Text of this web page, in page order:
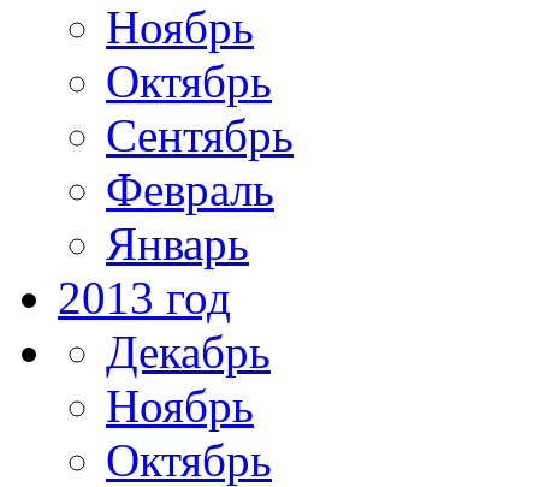
Ноябрь
Октябрь
Сентябрь
Февраль
Январь
2013 год
Декабрь
Ноябрь
Октябрь